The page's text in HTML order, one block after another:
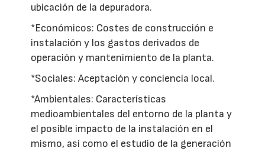
ubicación de la depuradora.
*Económicos: Costes de construcción e
instalación y los gastos derivados de
operación y mantenimiento de la planta.
*Sociales: Aceptación y conciencia local.
*Ambientales: Características
medioambientales del entorno de la planta y
el posible impacto de la instalación en el
mismo, así como el estudio de la generación